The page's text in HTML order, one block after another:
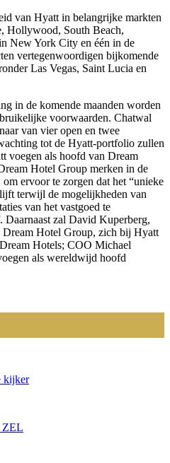
van Hyatt in belangrijke markten
Hollywood, South Beach,
New York City en één in de
vertegenwoordigen bijkomende
Las Vegas, Saint Lucia en
in de komende maanden worden
voorwaarden. Chatwal
van vier open en twee
tot de Hyatt-portfolio zullen
voegen als hoofd van Dream
Hotel Group merken in de
ervoor te zorgen dat het “unieke
terwijl de mogelijkheden van
van het vastgoed te
Daarnaast zal David Kuperberg,
Hotel Group, zich bij Hyatt
Hotels; COO Michael
als wereldwijd hoofd
kijker
ZEL